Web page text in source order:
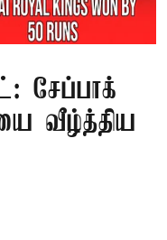
சேப்பாக்
வீழ்த்திய